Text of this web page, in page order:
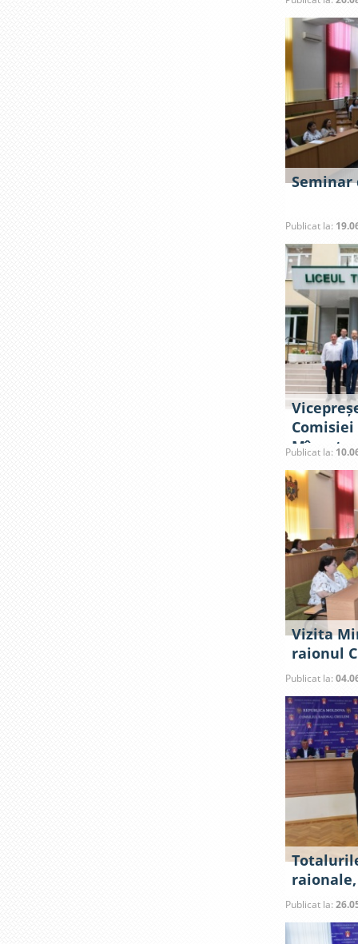
Publicat la:
Comisiei
Publicat la:
Vizita
raionul
Publicat la:
Publicat la: